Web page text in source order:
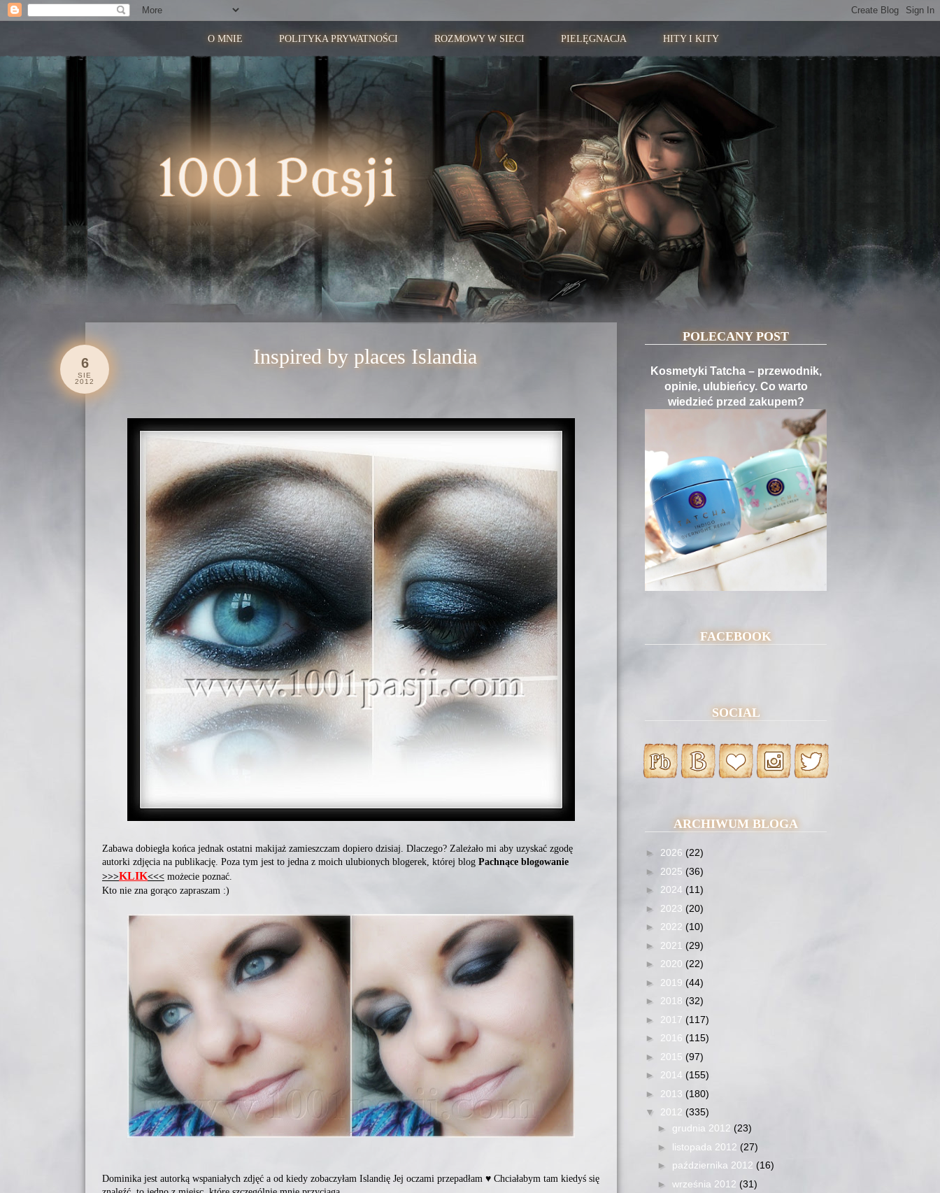
O MNIE POLITYKA PRYWATNOŚCI ROZMOWY W SIECI PIELĘGNACJA HITY I KITY
6
SIE
2012
Inspired by places Islandia
Zabawa dobiegła końca jednak ostatni makijaż zamieszczam dopiero dzisiaj. Dlaczego? Zależało mi aby uzyskać zgodę
autorki zdjęcia na publikację. Poza tym jest to jedna z moich ulubionych blogerek, której blog Pachnące blogowanie
>>>KLIK<<< możecie poznać.
Kto nie zna gorąco zapraszam :)
Dominika jest autorką wspaniałych zdjęć a od kiedy zobaczyłam Islandię Jej oczami przepadłam ♥ Chciałabym tam kiedyś się
POLECANY POST
Kosmetyki Tatcha – przewodnik,
opinie, ulubieńcy. Co warto
wiedzieć przed zakupem?
FACEBOOK
SOCIAL
ARCHIWUM BLOGA
► 2026 (22)
► 2025 (36)
► 2024 (11)
► 2023 (20)
► 2022 (10)
► 2021 (29)
► 2020 (22)
► 2019 (44)
► 2018 (32)
► 2017 (117)
► 2016 (115)
► 2015 (97)
► 2014 (155)
► 2013 (180)
▼ 2012 (335)
► grudnia 2012 (23)
► listopada 2012 (27)
► października 2012 (16)
► września 2012 (31)